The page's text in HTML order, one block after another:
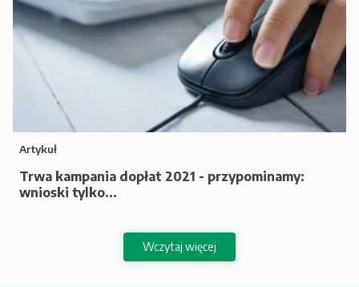
Artykuł
Trwa kampania dopłat 2021 - przypominamy:
wnioski tylko...
Wczytaj więcej